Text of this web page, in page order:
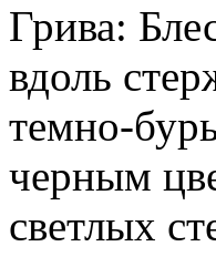
Грива:
вдоль
темно-
черным
светлых